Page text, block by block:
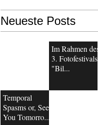
Neueste Posts
Im Rahmen des
3. Fotofestivals
"Bil...
Temporal
Spasms or, See
You Tomorro...